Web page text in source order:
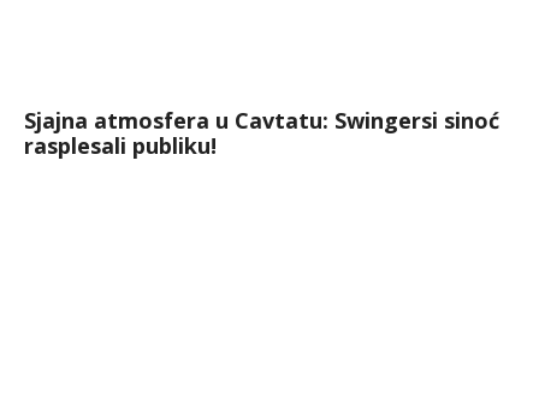
Sjajna atmosfera u Cavtatu: Swingersi sinoć
rasplesali publiku!